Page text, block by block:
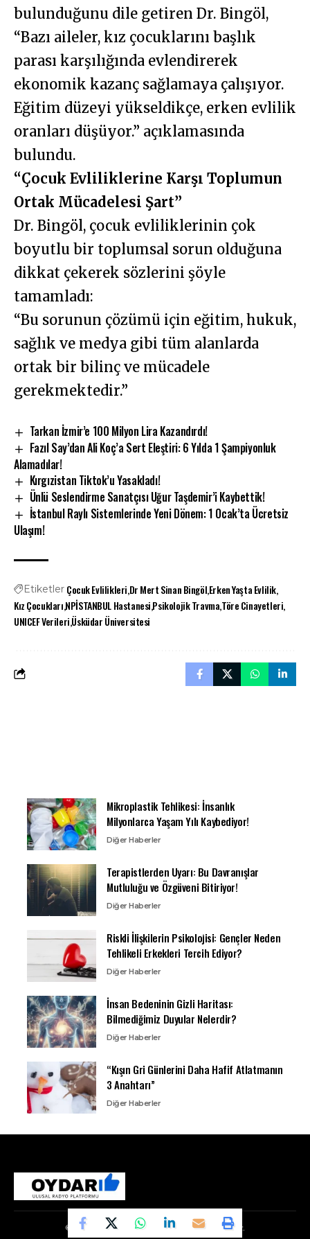
bulunduğunu dile getiren Dr. Bingöl,
“Bazı aileler, kız çocuklarını başlık
parası karşılığında evlendirerek
ekonomik kazanç sağlamaya çalışıyor.
Eğitim düzeyi yükseldikçe, erken evlilik
oranları düşüyor.” açıklamasında
bulundu.
“Çocuk Evliliklerine Karşı Toplumun
Ortak Mücadelesi Şart”
Dr. Bingöl, çocuk evliliklerinin çok
boyutlu bir toplumsal sorun olduğuna
dikkat çekerek sözlerini şöyle
tamamladı:
“Bu sorunun çözümü için eğitim, hukuk,
sağlık ve medya gibi tüm alanlarda
ortak bir bilinç ve mücadele
gerekmektedir.”
Tarkan İzmir’e 100 Milyon Lira Kazandırdı!
Fazıl Say’dan Ali Koç’a Sert Eleştiri: 6 Yılda 1 Şampiyonluk
Alamadılar!
Kırgızistan Tiktok’u Yasakladı!
Ünlü Seslendirme Sanatçısı Uğur Taşdemir’i Kaybettik!
İstanbul Raylı Sistemlerinde Yeni Dönem: 1 Ocak’ta Ücretsiz
Ulaşım!
Etiketler Çocuk EvlilikleriDr Mert Sinan BingölErken Yaşta Evlilik
Kız ÇocuklarıNPİSTANBUL HastanesiPsikolojik TravmaTöre Cinayetleri
UNICEF VerileriÜsküdar Üniversitesi
Mikroplastik Tehlikesi: İnsanlık
Milyonlarca Yaşam Yılı Kaybediyor!
Diğer Haberler
Terapistlerden Uyarı: Bu Davranışlar
Mutluluğu ve Özgüveni Bitiriyor!
Diğer Haberler
Riskli İlişkilerin Psikolojisi: Gençler Neden
Tehlikeli Erkekleri Tercih Ediyor?
Diğer Haberler
İnsan Bedeninin Gizli Haritası:
Bilmediğimiz Duyular Nelerdir?
Diğer Haberler
“Kışın Gri Günlerini Daha Hafif Atlatmanın
3 Anahtarı”
Diğer Haberler
© Copyright 2010, Oydar Tüm Hakları Saklıdır.